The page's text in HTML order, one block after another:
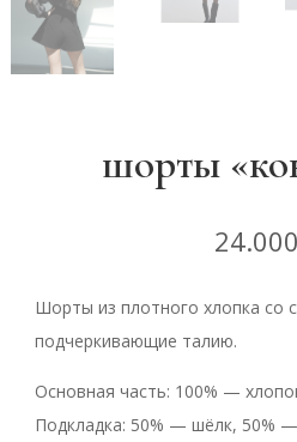
шорты
24.000
Шорты из плотного хлопка со
подчеркивающие талию.
Основная часть: 100% —
Подкладка: 50% — шёлк, 50%